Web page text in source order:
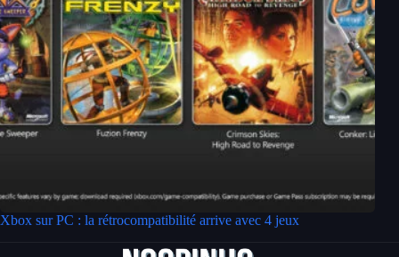
Xbox sur PC : la rétrocompatibilité arrive avec 4 jeux